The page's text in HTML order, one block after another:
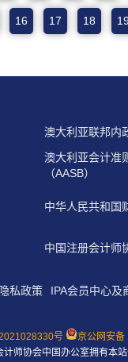
16 17 18
澳大利亚联邦内
澳大利亚会计准
（AASB）
中华人民共和国
中国注册会计师
私政策 IPA会员中心及
号
京公网安
师协会中国办公室拥有本